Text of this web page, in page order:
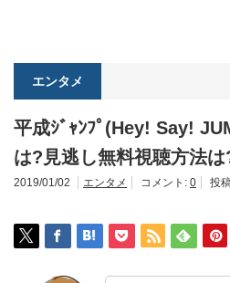
エンタメ
平成ｼﾞｬﾝﾌﾟ(Hey! Say!
は?見逃し無料視聴方法は
2019/01/02 エンタメ コメント: 0 投